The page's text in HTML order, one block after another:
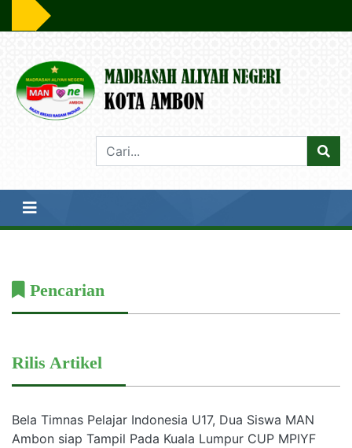
Pencarian
Rilis Artikel
Bela Timnas Pelajar Indonesia U17, Dua Siswa MAN
Ambon siap Tampil Pada Kuala Lumpur CUP MPIYF